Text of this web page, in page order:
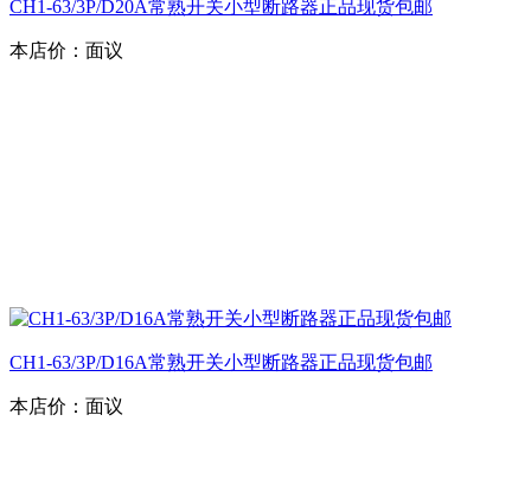
CH1-63/3P/D20A常熟开关小型断路器正品现货包邮
本店价： 面议
CH1-63/3P/D16A常熟开关小型断路器正品现货包邮
本店价： 面议